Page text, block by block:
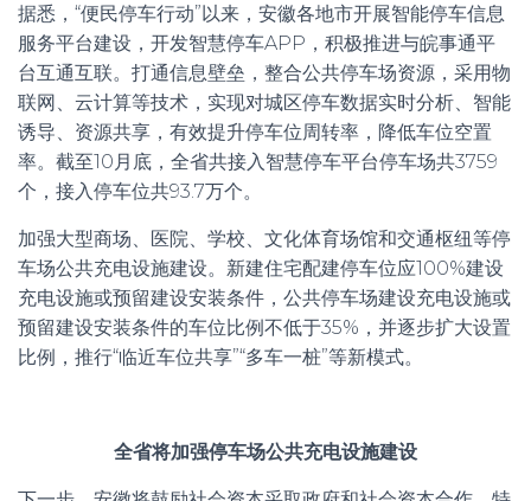
据悉，“便民停车行动”以来，安徽各地市开展智能停车信息
服务平台建设，开发智慧停车APP，积极推进与皖事通平
台互通互联。打通信息壁垒，整合公共停车场资源，采用物
联网、云计算等技术，实现对城区停车数据实时分析、智能
诱导、资源共享，有效提升停车位周转率，降低车位空置
率。截至10月底，全省共接入智慧停车平台停车场共3759
个，接入停车位共93.7万个。
加强大型商场、医院、学校、文化体育场馆和交通枢纽等停
车场公共充电设施建设。新建住宅配建停车位应100%建设
充电设施或预留建设安装条件，公共停车场建设充电设施或
预留建设安装条件的车位比例不低于35%，并逐步扩大设置
比例，推行“临近车位共享”“多车一桩”等新模式。
全省将加强停车场公共充电设施建设